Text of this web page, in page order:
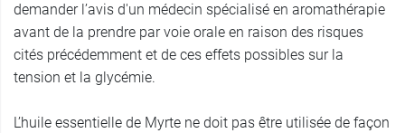
demander l’avis d'un médecin spécialisé en aromathérapie
avant de la prendre par voie orale en raison des risques
cités précédemment et de ces effets possibles sur la
tension et la glycémie.
L’huile essentielle de Myrte ne doit pas être utilisée de façon